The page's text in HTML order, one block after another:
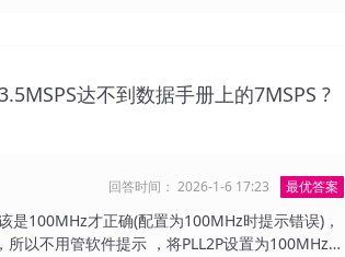
达不到数据手册上的7MSPS ?
最优答案
回答时间： 2026-1-6 17:23
100MHz才正确(配置为100MHz时提示错误)，
以不用管软件提示 ，将PLL2P设置为100MHz就